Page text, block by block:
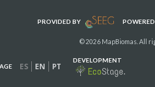
PROVIDED BY
© 2026 MapBiomas. All
ES EN PT
DEVELOPMENT